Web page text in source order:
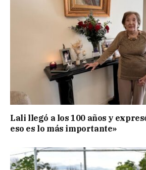
Lali llegó a los 100 años y
eso es lo más importante»